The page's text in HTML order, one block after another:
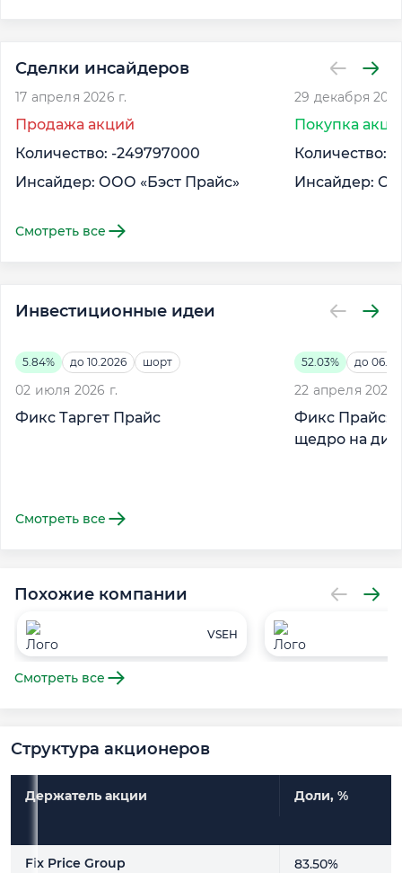
Сделки инсайдеров
17 апреля 2026 г.
Продажа акций
Количество: -249797000
Инсайдер: ООО «Бэст Прайс»
29 декабря
Покупка
Количество:
Инсайдер:
Смотреть все
Инвестиционные идеи
5.84% до 10.2026 шорт
02 июля 2026 г.
Фикс Таргет Прайс
52.03% до
22 апреля 2026
Фикс Прайс:
щедро на
Смотреть все
Похожие компании
VSEH
Смотреть все
Структура акционеров
Держатель акции Доли, %
Fix Price Group
83.50%